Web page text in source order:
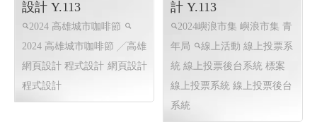
企業形象網頁設計
計,RWD 響應式網頁設計, 關
鍵字自然優化, 企業形象網頁
設計
業形象網頁設計